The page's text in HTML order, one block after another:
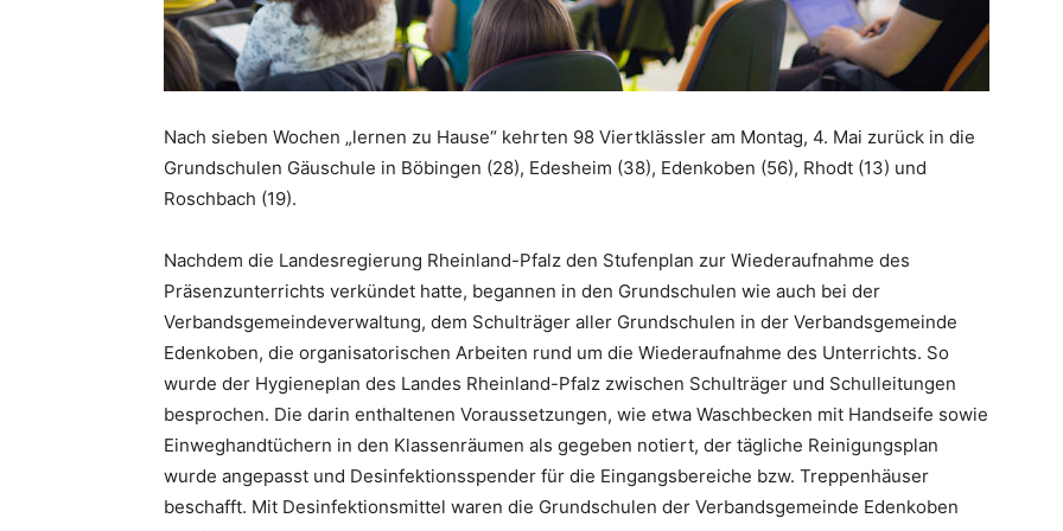
Nach sieben Wochen „lernen zu Hause“ kehrten 98 Viertklässler am Montag, 4. Mai zurück in die
Grundschulen Gäuschule in Böbingen (28), Edesheim (38), Edenkoben (56), Rhodt (13) und
Roschbach (19).
Nachdem die Landesregierung Rheinland-Pfalz den Stufenplan zur Wiederaufnahme des
Präsenzunterrichts verkündet hatte, begannen in den Grundschulen wie auch bei der
Verbandsgemeindeverwaltung, dem Schulträger aller Grundschulen in der Verbandsgemeinde
Edenkoben, die organisatorischen Arbeiten rund um die Wiederaufnahme des Unterrichts. So
wurde der Hygieneplan des Landes Rheinland-Pfalz zwischen Schulträger und Schulleitungen
besprochen. Die darin enthaltenen Voraussetzungen, wie etwa Waschbecken mit Handseife sowie
Einweghandtüchern in den Klassenräumen als gegeben notiert, der tägliche Reinigungsplan
wurde angepasst und Desinfektionsspender für die Eingangsbereiche bzw. Treppenhäuser
beschafft. Mit Desinfektionsmittel waren die Grundschulen der Verbandsgemeinde Edenkoben